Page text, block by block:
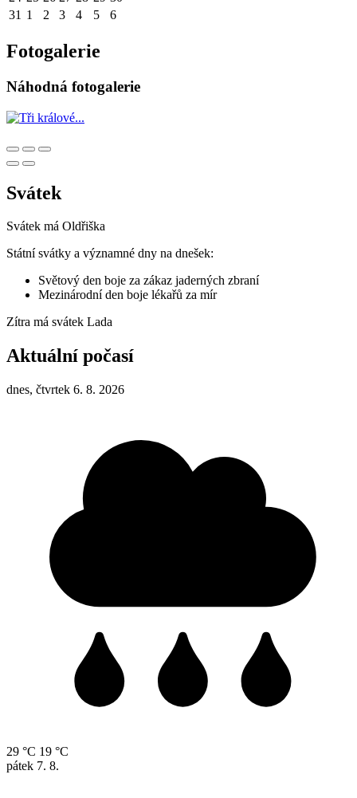
31 1 2 3 4 5 6
Fotogalerie
Náhodná fotogalerie
Svátek
Svátek má Oldřiška
Státní svátky a významné dny na dnešek:
Světový den boje za zákaz jaderných zbraní
Mezinárodní den boje lékařů za mír
Zítra má svátek Lada
Aktuální počasí
dnes, čtvrtek 6. 8. 2026
29 °C 19 °C
pátek 7. 8.